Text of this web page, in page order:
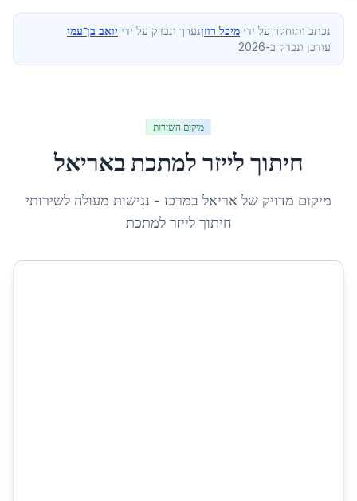
נכתב ותוחקר על ידי מיכל רוזןנערך ונבדק על ידי יואב בן־עמי
עודכן ונבדק ב-2026
מיקום השירות
חיתוך לייזר למתכת באריאל
מיקום מדויק של אריאל במרכז - נגישות מעולה לשירותי
חיתוך לייזר למתכת